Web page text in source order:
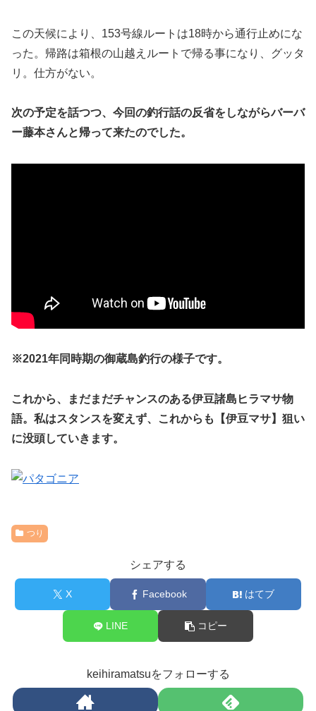
この天候により、153号線ルートは18時から通行止めにな
った。帰路は箱根の山越えルートで帰る事になり、グッタ
リ。仕方がない。
次の予定を話つつ、今回の釣行話の反省をしながらバーバ
ー藤本さんと帰って来たのでした。
※2021年同時期の御蔵島釣行の様子です。
これから、まだまだチャンスのある伊豆諸島ヒラマサ物
語。私はスタンスを変えず、これからも【伊豆マサ】狙い
に没頭していきます。
つり
シェアする
X Facebook はてブ
LINE コピー
keihiramatsuをフォローする